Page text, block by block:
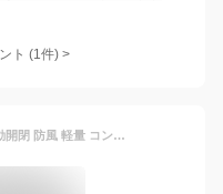
ト (1件) >
折りたたみ傘 女性用 晴雨兼用 自動開閉 防風 軽量 コンパクト 合金骨 8本骨 黒膠加工 190Tポリエステル UVカット UPF30+ 星空柄 花柄 桜柄 ピンク系 ブルー系 グリーン系 赤系 防滴加工 日常使い 通勤 雨の日 夏 春夏